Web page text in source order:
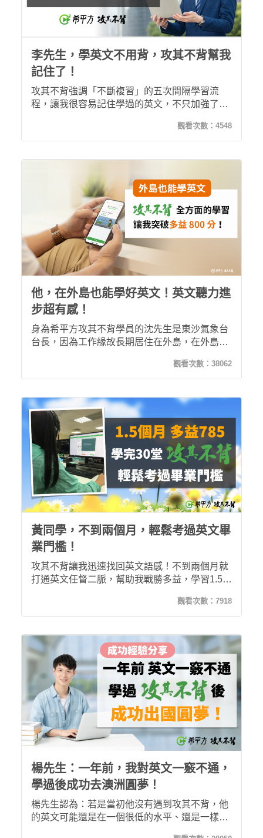
李先生，學英文不用背，攻其不背幫我
記住了！
攻其不背強調「不斷複習」的五次間隔學習流
程，讓我很容易記住學過的英文，不只加強了英
觀看次數： 4548
他，在外島也能學好英文！英文聽力進
步超有感！
身為希平方攻其不背學員的沈先生是東沙氣象台
台長，因為工作緣故長期居住在外島，在外島資
聽力及打字也因為持續的學習有明顯的進步，更
是一舉突破多益800分，更被長官邀請與同仁分
觀看次數： 38062
黃同學，不到兩個月，輕鬆考過英文畢
業門檻！
攻其不背讓我迅速找回英文語感！不到兩個月就
打通英文任督二脈，幫助我戰勝多益，學習1.5個
觀看次數： 7918
楊先生：一年前，我對英文一竅不通，
學過後成功去澳洲圓夢！
楊先生認為：若是當初他沒有遇到攻其不背，他
的英文可能還是在一個很低的水平、還是一樣不